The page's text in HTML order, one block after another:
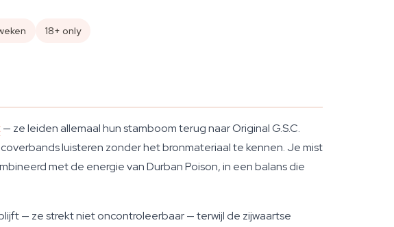
18+ only
— ze leiden allemaal hun stamboom terug naar Original G.S.C.
luisteren zonder het bronmateriaal te kennen. Je mist
met de energie van Durban Poison, in een balans die
— ze strekt niet oncontroleerbaar — terwijl de zijwaartse